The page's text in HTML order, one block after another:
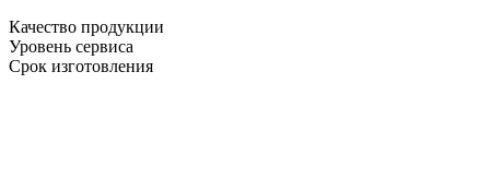
Качество продукции
Уровень сервиса
Срок изготовления